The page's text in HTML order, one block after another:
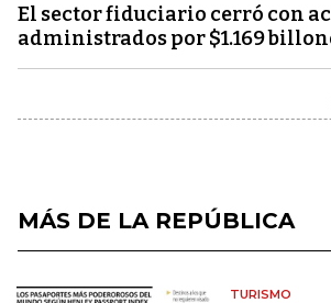
El sector fiduciario cerró con
administrados por $1.169
MÁS DE LA REPÚBLICA
TURISMO